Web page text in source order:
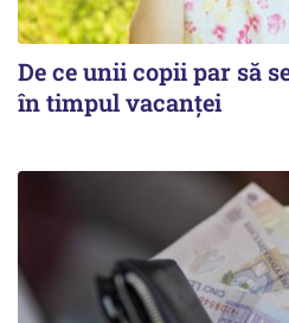
De ce unii copii par să
în timpul vacanței